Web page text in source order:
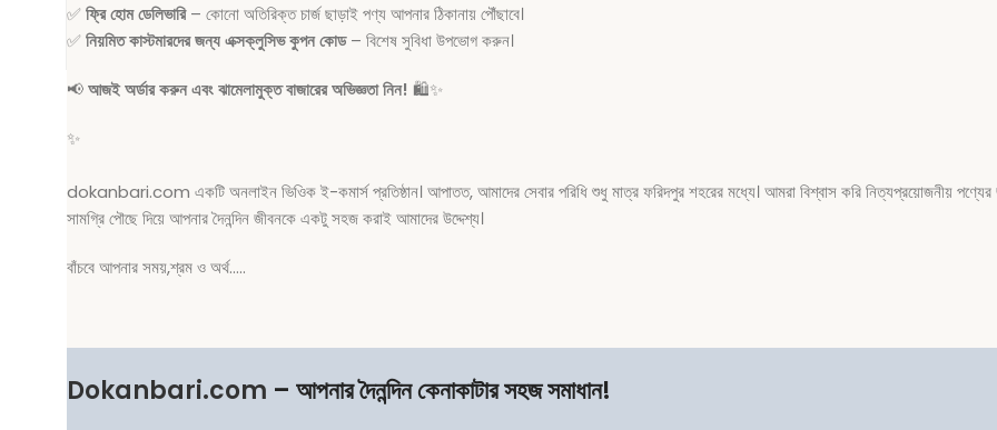
✅ ফ্রি হোম ডেলিভারি– কোনো অতিরিক্ত চার্জ ছাড়াই পণ্য আপনার ঠিকানায় পৌঁছাবে।
✅ নিয়মিত কাস্টমারদের জন্য এক্সক্লুসিভ কুপন কোড– বিশেষ সুবিধা উপভোগ করুন।
📢আজই অর্ডার করুন এবং ঝামেলামুক্ত বাজারের অভিজ্ঞতা নিন! 🛍️✨
✨
dokanbari.com একটি অনলাইন ভিওিক ই-কমার্স প্রতিষ্ঠান। আপাতত, আমাদের সেবার পরিধি শুধু মাত্র ফরিদপুর শহরের মধ্যে। আমরা বিশ্বাস করি নিত্যপ্রয়োজনীয়
সামগ্রি পৌছে দিয়ে আপনার দৈনন্দিন জীবনকে একটু সহজ করাই আমাদের উদ্দেশ্য।
বাঁচবে আপনার সময়,শ্রম ও অর্থ…..
Dokanbari.com – আপনার দৈনন্দিন কেনাকাটার সহজ সমাধান!